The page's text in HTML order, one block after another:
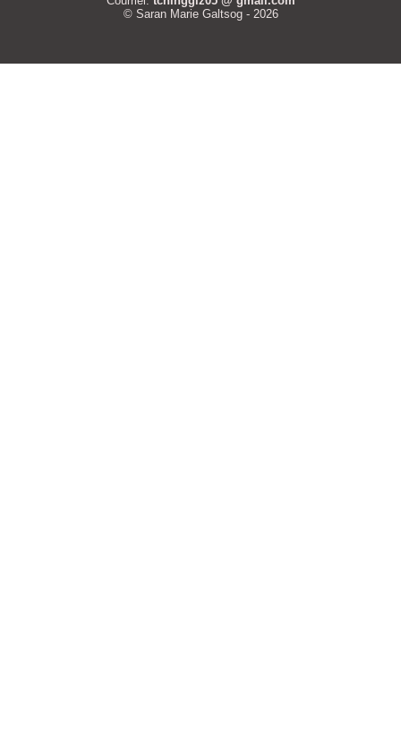
© Saran Marie Galtsog - 2026